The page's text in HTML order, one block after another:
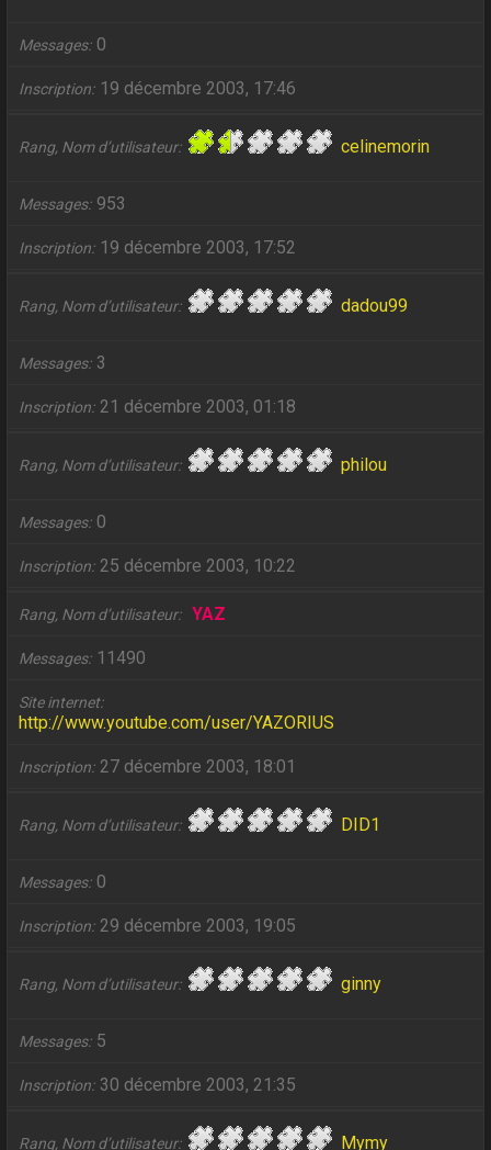
Messages 0
Inscription 19 décembre 2003, 17:46
Rang, Nom d’utilisateur celinemorin
Messages 953
Inscription 19 décembre 2003, 17:52
Rang, Nom d’utilisateur dadou99
Messages 3
Inscription 21 décembre 2003, 01:18
Rang, Nom d’utilisateur philou
Messages 0
Inscription 25 décembre 2003, 10:22
Rang, Nom d’utilisateur YAZ
Messages 11490
Site internet
http://www.youtube.com/user/YAZORIUS
Inscription 27 décembre 2003, 18:01
Rang, Nom d’utilisateur DID1
Messages 0
Inscription 29 décembre 2003, 19:05
Rang, Nom d’utilisateur ginny
Messages 5
Inscription 30 décembre 2003, 21:35
Rang, Nom d’utilisateur Mymy